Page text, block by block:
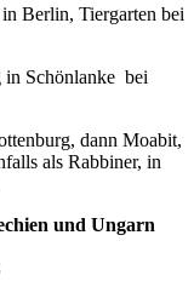
Berlin, Tiergarten bei
in Schönlanke bei
dann Moabit,
als Rabbiner, in
und Ungarn